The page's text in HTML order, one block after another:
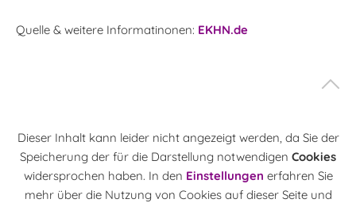
Quelle & weitere Informatinonen: EKHN.de
Dieser Inhalt kann leider nicht angezeigt werden, da Sie der
Speicherung der für die Darstellung notwendigen Cookies
widersprochen haben. In den Einstellungen erfahren Sie
mehr über die Nutzung von Cookies auf dieser Seite und